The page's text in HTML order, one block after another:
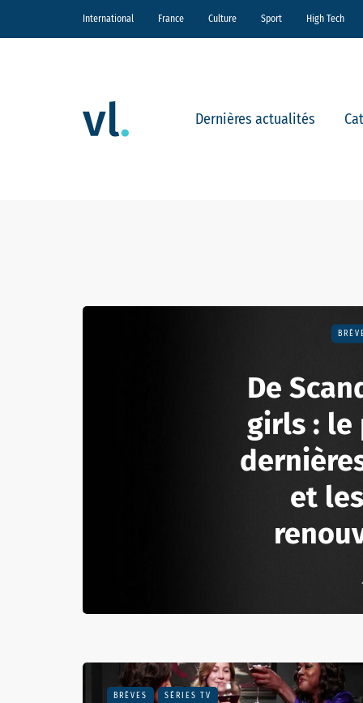
International France Culture Sport High Tech
Dernières actualités
De
girls : le
et
BRÈVES SÉRIES TV